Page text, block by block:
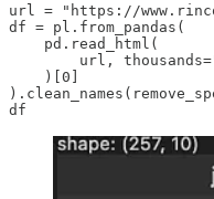
url = "https://
df = pl.from_pandas(
    pd.read_html(
url,
    )[0]
df